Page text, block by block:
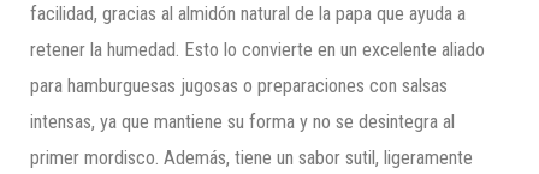
facilidad, gracias al almidón natural de la papa que ayuda a
retener la humedad. Esto lo convierte en un excelente aliado
para hamburguesas jugosas o preparaciones con salsas
intensas, ya que mantiene su forma y no se desintegra al
primer mordisco. Además, tiene un sabor sutil, ligeramente